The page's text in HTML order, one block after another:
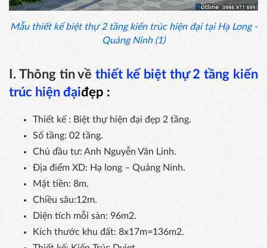
Mẫu thiết kế biệt thự 2 tầng kiến trúc hiện đại tại Hạ Long -
Quảng Ninh (1)
I. Thông tin vềthiết kế biệt thự 2 tầng kiến
trúc hiện đạiđẹp :
Thiết kế : Biệt thự hiện đại đẹp 2 tầng.
Số tầng: 02 tầng.
Chủ đầu tư: Anh Nguyễn Văn Linh.
Địa điểm XD: Hạ long – Quảng Ninh.
Mặt tiền: 8m.
Chiều sâu:12m.
Diện tích mỗi sàn: 96m2.
Kích thước khu đất: 8x17m=136m2.